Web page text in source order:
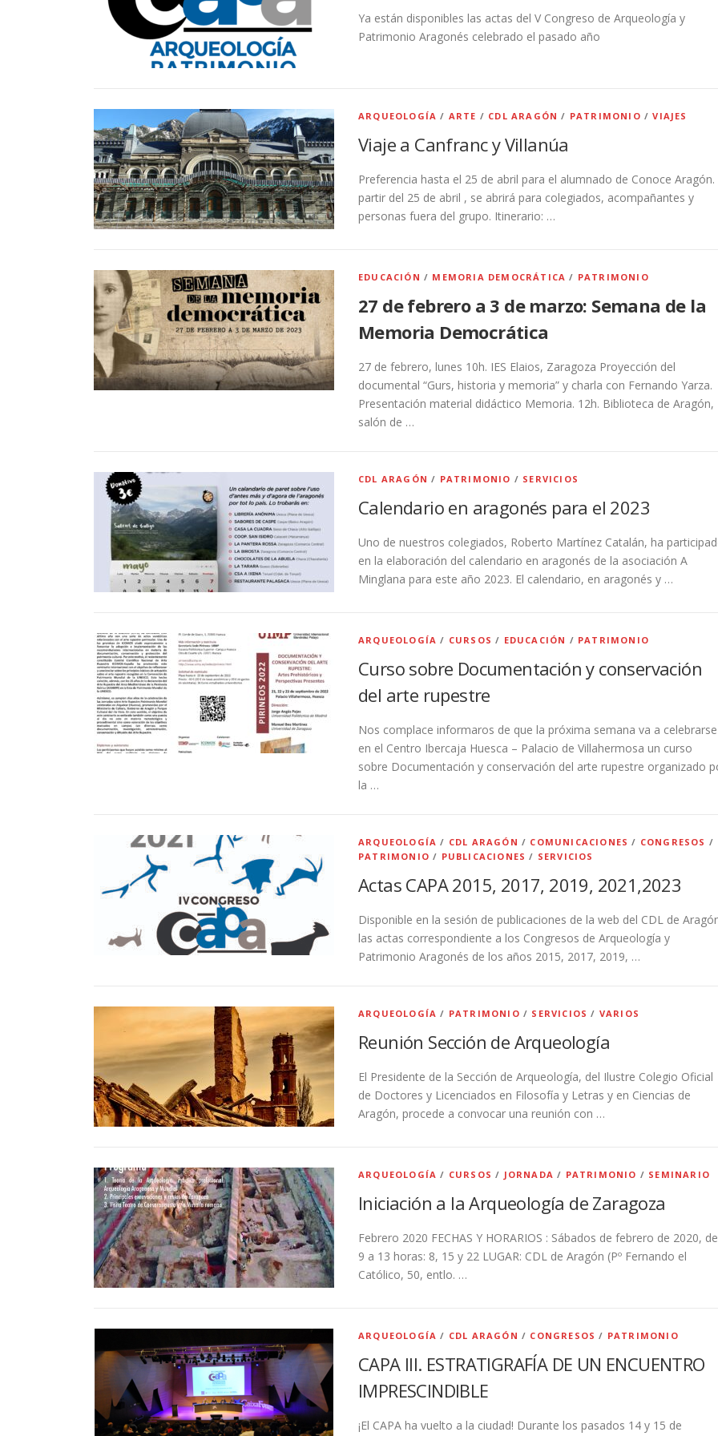
Ya están disponibles las actas del V Congreso de Arqueología y
Patrimonio Aragonés celebrado el pasado año
ARQUEOLOGÍA / ARTE / CDL ARAGÓN / PATRIMONIO /VIAJES
Viaje a Canfranc y Villanúa
Preferencia hasta el 25 de abril para el alumnado de Conoce Aragón.
partir del 25 de abril , se abrirá para colegiados, acompañantes y
personas fuera del grupo. Itinerario: …
EDUCACIÓN / MEMORIA DEMOCRÁTICA / PATRIMONIO
27 de febrero a 3 de marzo: Semana de la
Memoria Democrática
27 de febrero, lunes 10h. IES Elaios, Zaragoza Proyección del
documental “Gurs, historia y memoria” y charla con Fernando Yarza.
Presentación material didáctico Memoria. 12h. Biblioteca de Aragón,
salón de …
CDL ARAGÓN / PATRIMONIO / SERVICIOS
Calendario en aragonés para el 2023
Uno de nuestros colegiados, Roberto Martínez Catalán, ha
en la elaboración del calendario en aragonés de la asociación A
Minglana para este año 2023. El calendario, en aragonés y …
ARQUEOLOGÍA / CURSOS / EDUCACIÓN / PATRIMONIO
Curso sobre Documentación y conservación
del arte rupestre
Nos complace informaros de que la próxima semana va a celebrarse
en el Centro Ibercaja Huesca – Palacio de Villahermosa un curso
sobre Documentación y conservación del arte rupestre organizado
la …
ARQUEOLOGÍA / CDL ARAGÓN / COMUNICACIONES / CONGRESOS /
PATRIMONIO / PUBLICACIONES / SERVICIOS
Actas CAPA 2015, 2017, 2019, 2021,2023
Disponible en la sesión de publicaciones de la web del CDL de
las actas correspondiente a los Congresos de Arqueología y
Patrimonio Aragonés de los años 2015, 2017, 2019, …
ARQUEOLOGÍA / PATRIMONIO / SERVICIOS / VARIOS
Reunión Sección de Arqueología
El Presidente de la Sección de Arqueología, del Ilustre Colegio Oficial
de Doctores y Licenciados en Filosofía y Letras y en Ciencias de
Aragón, procede a convocar una reunión con …
ARQUEOLOGÍA / CURSOS / JORNADA / PATRIMONIO / SEMINARIO
Iniciación a la Arqueología de Zaragoza
Febrero 2020 FECHAS Y HORARIOS : Sábados de febrero de 2020, de
9 a 13 horas: 8, 15 y 22 LUGAR: CDL de Aragón (Pº Fernando el
Católico, 50, entlo. …
ARQUEOLOGÍA / CDL ARAGÓN / CONGRESOS / PATRIMONIO
CAPA III. ESTRATIGRAFÍA DE UN ENCUENTRO
IMPRESCINDIBLE
¡El CAPA ha vuelto a la ciudad! Durante los pasados 14 y 15 de